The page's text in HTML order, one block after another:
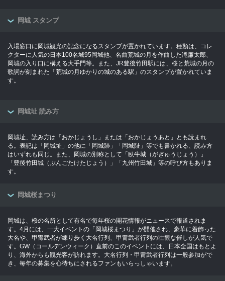
岡城 スタンプ
入場窓口に岡城観光の記念になるスタンプが置かれています。種類は、コレ
クターに人気の日本100名城95岡城他、名曲荒城の月を作曲した滝廉太郎、
岡城の入り口に構える大手門等。また、JR豊後竹田駅には、桜と荒城の月の
歌詞が刻まれた「荒城の月ゆかりの城のある駅」のスタンプが置かれていま
す。
岡城址 読み方
岡城址、読み方は「おかじょうし」または「おかじょうあと」とも読まれ
る。表記は「岡城址」の他に「岡城跡」「岡城阯」等でも書かれる、読み方
はいずれも同じ。また、岡城の別称として「臥牛城（がぎゅうじょう）」
「豊後竹田城（ぶんごたけたじょう）」「九州竹田城」等の呼び方もありま
す。
岡城桜まつり
岡城は、桜の名所として有名で毎年桜の開花情報がニュースで報道されま
す。4月には、一大イベントの「岡城桜まつり」が開催され、豪華に着飾った
大名や、甲冑武者が練り歩く大名行列、甲冑武者行列の壮観な催しが人気で
す。GW（コールデンウィーク）直前のこのイベントには、日本全国はもとよ
り、海外からも観光客が訪れます。大名行列・甲冑武者行列は一般参加がで
き、毎年の募集を心待ちにされるファンもいらっしゃいます。